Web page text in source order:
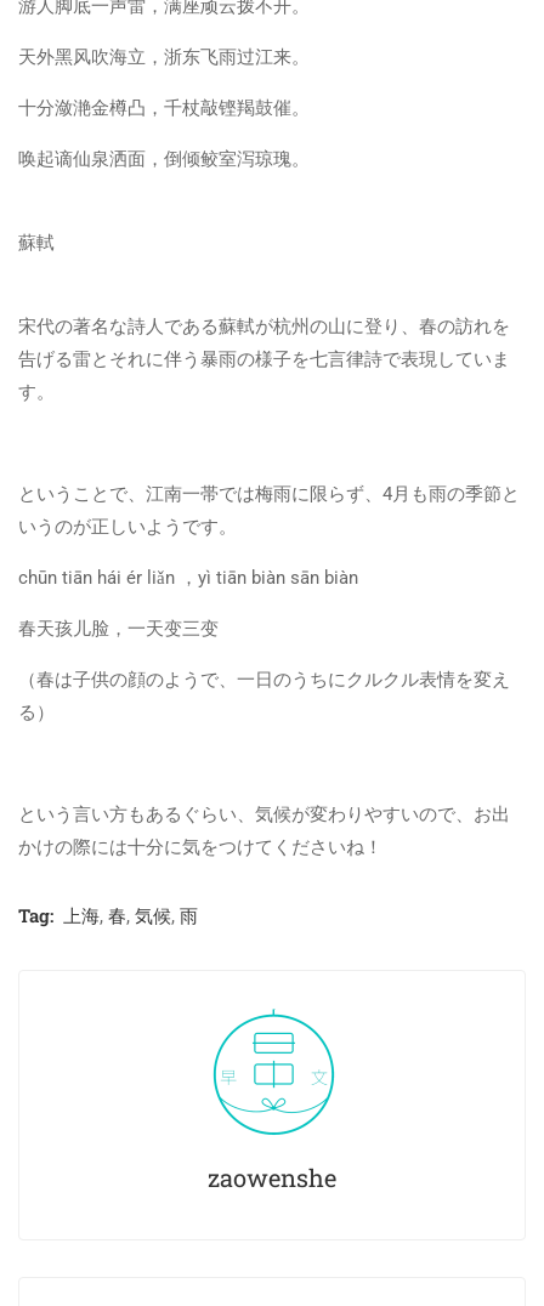
游人脚底一声雷，满座顽云拨不开。
天外黑风吹海立，浙东飞雨过江来。
十分潋滟金樽凸，千杖敲铿羯鼓催。
唤起谪仙泉洒面，倒倾鲛室泻琼瑰。
蘇軾
宋代の著名な詩人である蘇軾が杭州の山に登り、春の訪れを
告げる雷とそれに伴う暴雨の様子を七言律詩で表現していま
す。
ということで、江南一帯では梅雨に限らず、4月も雨の季節と
いうのが正しいようです。
chūn tiān hái ér liǎn ，yì tiān biàn sān biàn
春天孩儿脸，一天变三变
（春は子供の顔のようで、一日のうちにクルクル表情を変え
る）
という言い方もあるぐらい、気候が変わりやすいので、お出
かけの際には十分に気をつけてくださいね！
Tag: 上海, 春, 気候, 雨
zaowenshe